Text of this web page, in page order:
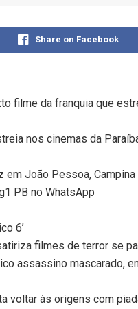
Share on Facebook
filme da franquia que
nos cinemas da
João Pessoa, Campina
PB no WhatsApp
6’
filmes de terror se
assassino mascarado,
voltar às origens com